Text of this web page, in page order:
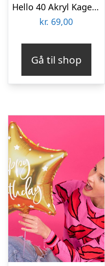
Hello 40 Akryl Kagetopper Rosaguld
kr. 69,00
Gå til shop